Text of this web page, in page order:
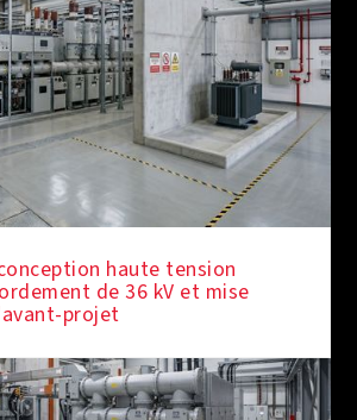
haute tension
de 36 kV et mise
projet